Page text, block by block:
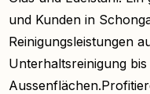
und Kunden in
Reinigungsleistungen
Unterhaltsreinigung